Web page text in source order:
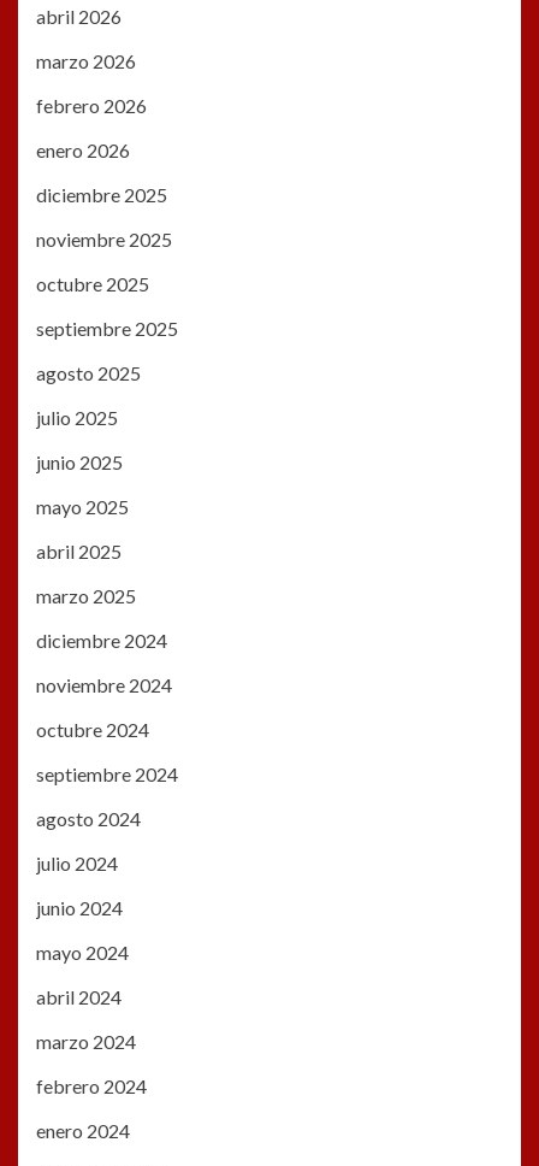
abril 2026
marzo 2026
febrero 2026
enero 2026
diciembre 2025
noviembre 2025
octubre 2025
septiembre 2025
agosto 2025
julio 2025
junio 2025
mayo 2025
abril 2025
marzo 2025
diciembre 2024
noviembre 2024
octubre 2024
septiembre 2024
agosto 2024
julio 2024
junio 2024
mayo 2024
abril 2024
marzo 2024
febrero 2024
enero 2024